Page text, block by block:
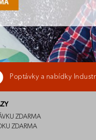
Poptávky a nabídky
ZDARMA
ZDARMA